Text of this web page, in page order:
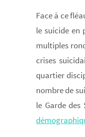
Face à ce
le suicide en
multiples
crises
quartier
nombre de
le Garde des